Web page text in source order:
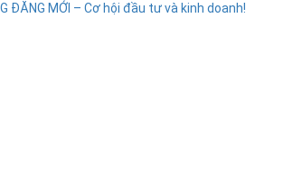
ĐĂNG MỚI – Cơ hội đầu tư và kinh doanh!